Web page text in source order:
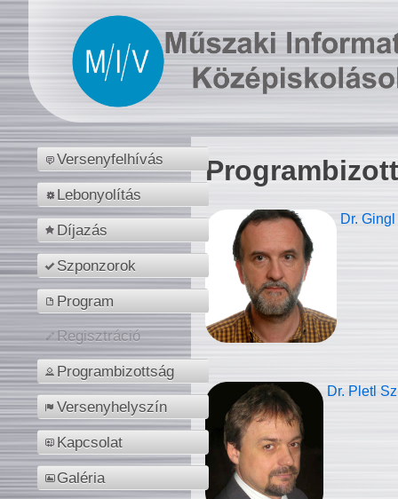
Versenyfelhívás
Lebonyolítás
Díjazás
Szponzorok
Program
Regisztráció
Programbizottság
Versenyhelyszín
Kapcsolat
Galéria
Dr.
Dr. Pletl